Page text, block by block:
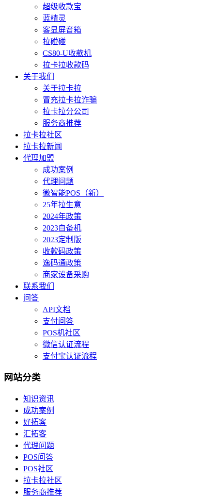
超级收款宝
蓝精灵
客显屏音箱
拉碰碰
CS80-U收款机
拉卡拉收款码
关于我们
关于拉卡拉
冒充拉卡拉诈骗
拉卡拉分公司
服务商推荐
拉卡拉社区
拉卡拉新闻
代理加盟
成功案例
代理问题
微智能POS（新）
25年拉生意
2024年政策
2023自备机
2023定制版
收款码政策
逸码通政策
商家设备采购
联系我们
问答
API文档
支付问答
POS机社区
微信认证流程
支付宝认证流程
网站分类
知识资讯
成功案例
好拓客
汇拓客
代理问题
POS问答
POS社区
拉卡拉社区
服务商推荐